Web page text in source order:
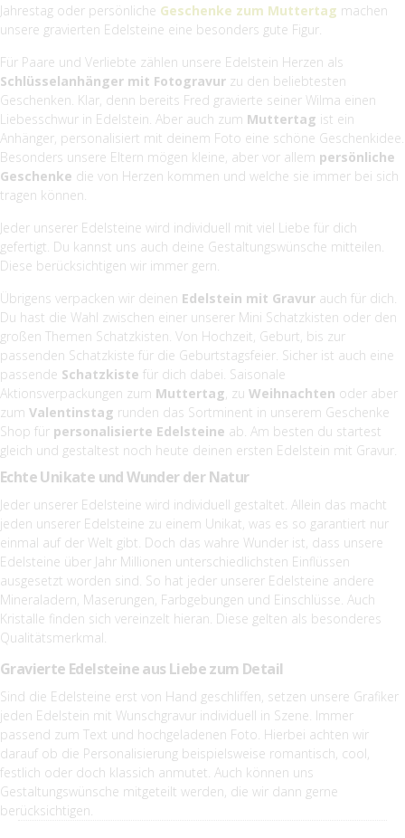
Jahrestag oder persönliche Geschenke zum Muttertag machen
unsere gravierten Edelsteine eine besonders gute Figur.
Für Paare und Verliebte zählen unsere Edelstein Herzen als
Schlüsselanhänger mit Fotogravur zu den beliebtesten
Geschenken. Klar, denn bereits Fred gravierte seiner Wilma einen
Liebesschwur in Edelstein. Aber auch zum Muttertag ist ein
Anhänger, personalisiert mit deinem Foto eine schöne Geschenkidee.
Besonders unsere Eltern mögen kleine, aber vor allem persönliche
Geschenke die von Herzen kommen und welche sie immer bei sich
tragen können.
Jeder unserer Edelsteine wird individuell mit viel Liebe für dich
gefertigt. Du kannst uns auch deine Gestaltungswünsche mitteilen.
Diese berücksichtigen wir immer gern.
Übrigens verpacken wir deinen Edelstein mit Gravur auch für dich.
Du hast die Wahl zwischen einer unserer Mini Schatzkisten oder den
großen Themen Schatzkisten. Von Hochzeit, Geburt, bis zur
passenden Schatzkiste für die Geburtstagsfeier. Sicher ist auch eine
passende Schatzkiste für dich dabei. Saisonale
Aktionsverpackungen zum Muttertag, zu Weihnachten oder aber
zum Valentinstag runden das Sortminent in unserem Geschenke
Shop für personalisierte Edelsteine ab. Am besten du startest
gleich und gestaltest noch heute deinen ersten Edelstein mit Gravur.
Echte Unikate und Wunder der Natur
Jeder unserer Edelsteine wird individuell gestaltet. Allein das macht
jeden unserer Edelsteine zu einem Unikat, was es so garantiert nur
einmal auf der Welt gibt. Doch das wahre Wunder ist, dass unsere
Edelsteine über Jahr Millionen unterschiedlichsten Einflüssen
ausgesetzt worden sind. So hat jeder unserer Edelsteine andere
Mineraladern, Maserungen, Farbgebungen und Einschlüsse. Auch
Kristalle finden sich vereinzelt hieran. Diese gelten als besonderes
Qualitätsmerkmal.
Gravierte Edelsteine aus Liebe zum Detail
Sind die Edelsteine erst von Hand geschliffen, setzen unsere Grafiker
jeden Edelstein mit Wunschgravur individuell in Szene. Immer
passend zum Text und hochgeladenen Foto. Hierbei achten wir
darauf ob die Personalisierung beispielsweise romantisch, cool,
festlich oder doch klassich anmutet. Auch können uns
Gestaltungswünsche mitgeteilt werden, die wir dann gerne
berücksichtigen.